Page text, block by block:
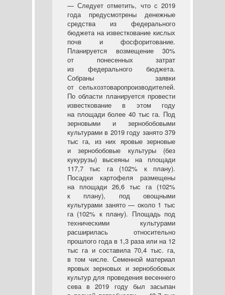
— Следует отметить, что с 2019
года предусмотрены денежные
средства из федерального
бюджета на известкование кислых
почв и фосфоритование.
Планируется возмещение 30%
от понесенных затрат
из федерального бюджета.
Собраны заявки
от сельхозтоваропроизводителей.
По области планируется провести
известкование в этом году
на площади более 40 тыс га. Под
зерновыми и зернобобовыми
культурами в 2019 году занято 379
тыс га, из них яровые зерновые
и зернобобовые культуры (без
кукурузы) высеяны на площади
117,7 тыс га (102% к плану).
Посадки картофеля размещены
на площади 26,6 тыс га (102%
к плану), под овощными
культурами занято — около 1 тыс
га (102% к плану). Площадь под
техническими культурами
расширилась относительно
прошлого года в 1,3 раза или на 12
тыс га и составила 70,4 тыс. га,
в том числе. Семенной материал
яровых зерновых и зернобобовых
культур для проведения весеннего
сева в 2019 году был засыпан